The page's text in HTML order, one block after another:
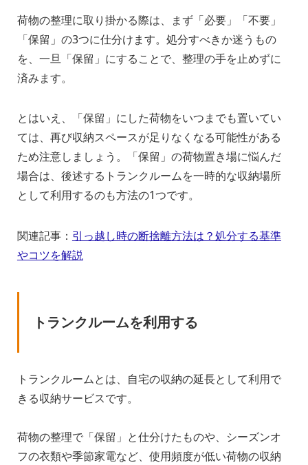
荷物の整理に取り掛かる際は、まず「必要」「不要」
「保留」の3つに仕分けます。処分すべきか迷うもの
を、一旦「保留」にすることで、整理の手を止めずに
済みます。
とはいえ、「保留」にした荷物をいつまでも置いてい
ては、再び収納スペースが足りなくなる可能性がある
ため注意しましょう。「保留」の荷物置き場に悩んだ
場合は、後述するトランクルームを一時的な収納場所
として利用するのも方法の1つです。
関連記事： 引っ越し時の断捨離方法は？処分する基準
やコツを解説
トランクルームを利用する
トランクルームとは、自宅の収納の延長として利用で
きる収納サービスです。
荷物の整理で「保留」と仕分けたものや、シーズンオ
フの衣類や季節家電など、使用頻度が低い荷物の収納